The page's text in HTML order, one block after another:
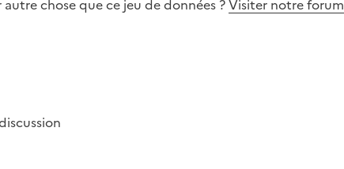
chose quece jeu de données ?Visiter notre forum